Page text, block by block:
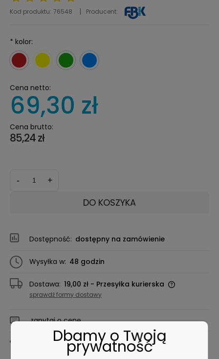
Kod produktu: 76548 Producent:
* kolor:
Cena brutto:
85,24 zł
Cena netto:
69,30 zł
-
+
DO KOSZYKA
Dostępność: dostępny na zamówienie
Wysyłka w: 48 godzin
Dostawa: 19,00 zł - Przesyłka kurierska
sprawdź formy dostawy
zapytaj o cenę
Drukuj kartę produktu
Dbamy o Twoją
prywatność